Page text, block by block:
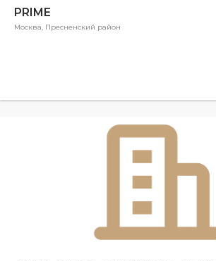
PRIME
Москва, Пресненский район